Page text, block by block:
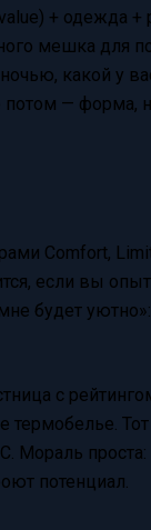
+ одежда +
мешка для
какой у
— форма,
Comfort,
если вы
будет
с
термобелье.
Мораль
потенциал.